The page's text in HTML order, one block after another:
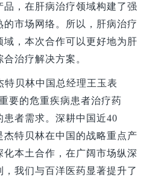
，在肝病治疗领域构建了强
的市场网络。所以，肝病治疗
，本次合作可以更好地为肝
治疗解决方案。
特贝林中国总经理王玉表
要的危重疾病患者治疗药
者需求。深耕中国近40
特贝林在中国的战略重点产
本土合作，在广阔市场纵深
我们与百洋医药显著提升了